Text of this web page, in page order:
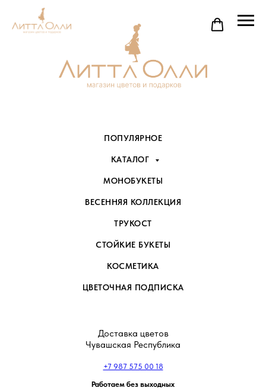
ПОПУЛЯРНОЕ
КАТАЛОГ
МОНОБУКЕТЫ
ВЕСЕННЯЯ КОЛЛЕКЦИЯ
ТРУКОСТ
СТОЙКИЕ БУКЕТЫ
КОСМЕТИКА
ЦВЕТОЧНАЯ ПОДПИСКА
Доставка цветов
Чувашская Республика
+7 987 575 00 18
Работаем без выходных